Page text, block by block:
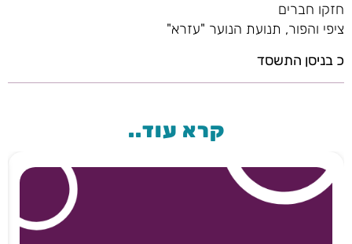
חזקו חברים
ציפי והפור, תנועת הנוער "עזרא"
כ בניסן התשסד
קרא עוד..